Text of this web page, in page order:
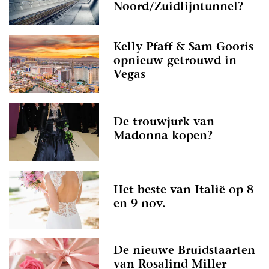
Noord/Zuidlijntunnel?
Kelly Pfaff & Sam Gooris
opnieuw getrouwd in
Vegas
De trouwjurk van
Madonna kopen?
Het beste van Italië op 8
en 9 nov.
De nieuwe Bruidstaarten
van Rosalind Miller